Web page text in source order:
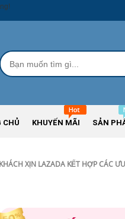
CHỦ KHUYẾN MÃI SẢN
XỊN LAZADA KẾT HỢP CÁC